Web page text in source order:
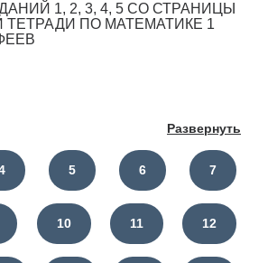
Развернуть
1, 2, 3, 4, 5 СО СТРАНИЦЫ
ТЕТРАДИ ПО МАТЕМАТИКЕ 1
5 6 7
10 11 12